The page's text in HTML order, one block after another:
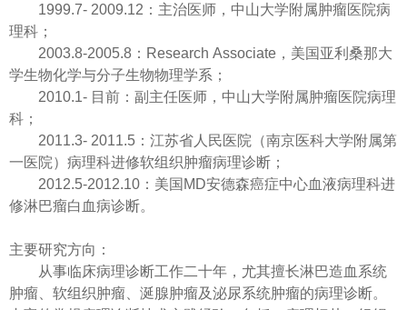
1999.7- 2009.12：主治医师，中山大学附属肿瘤医院病
理科；
2003.8-2005.8：Research Associate，美国亚利桑那大
学生物化学与分子生物物理学系；
2010.1- 目前：副主任医师，中山大学附属肿瘤医院病理
科；
2011.3- 2011.5：江苏省人民医院（南京医科大学附属第
一医院）病理科进修软组织肿瘤病理诊断；
2012.5-2012.10：美国MD安德森癌症中心血液病理科进
修淋巴瘤白血病诊断。
主要研究方向：
从事临床病理诊断工作二十年，尤其擅长淋巴造血系统
肿瘤、软组织肿瘤、涎腺肿瘤及泌尿系统肿瘤的病理诊断。